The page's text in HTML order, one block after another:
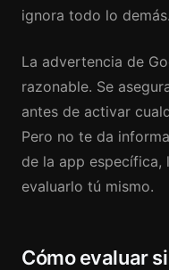
ignora todo lo demás.
La advertencia de
razonable. Se
antes de activar
Pero no te da
de la app específica,
evaluarlo tú mismo.
Cómo evaluar